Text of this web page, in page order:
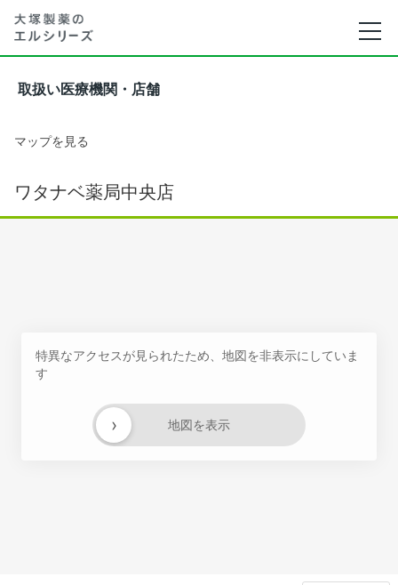
取扱い医療機関・店舗
マップを見る
ワタナベ薬局中央店
特異なアクセスが見られたため、地図を非表示にしていま
す
地図を表示
›